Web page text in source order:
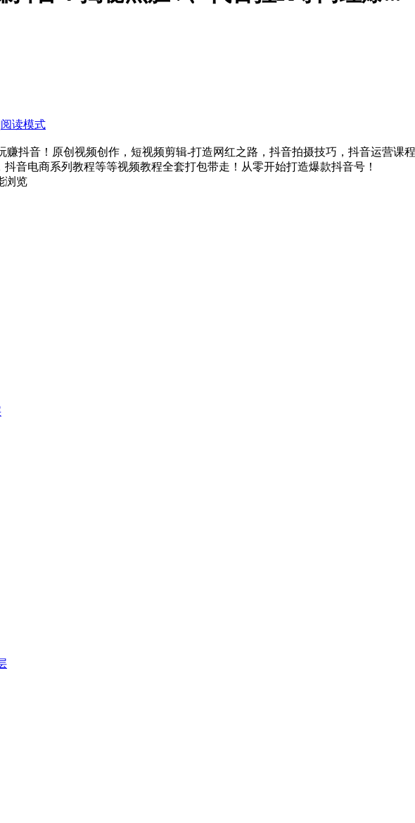
阅读模式
抖音！原创视频创作，短视频剪辑-打造网红之路，抖音拍摄技巧，抖音运营课
音电商系列教程等等视频教程全套打包带走！从零开始打造爆款抖音号！
浏览